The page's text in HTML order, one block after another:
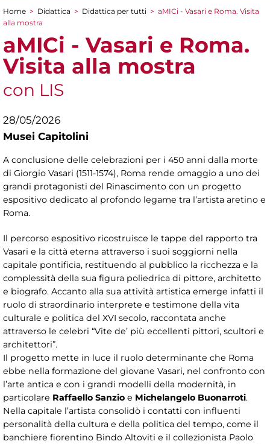
Tu sei qui
Home > Didattica > Didattica per tutti > aMICi - Vasari e Roma. Visita
alla mostra
aMICi - Vasari e Roma.
Visita alla mostra
con LIS
28/05/2026
Musei Capitolini
A conclusione delle celebrazioni per i 450 anni dalla morte
di Giorgio Vasari (1511-1574), Roma rende omaggio a uno dei
grandi protagonisti del Rinascimento con un progetto
espositivo dedicato al profondo legame tra l’artista aretino e
Roma.
Il percorso espositivo ricostruisce le tappe del rapporto tra
Vasari e la città eterna attraverso i suoi soggiorni nella
capitale pontificia, restituendo al pubblico la ricchezza e la
complessità della sua figura poliedrica di pittore, architetto
e biografo. Accanto alla sua attività artistica emerge infatti il
ruolo di straordinario interprete e testimone della vita
culturale e politica del XVI secolo, raccontata anche
attraverso le celebri “Vite de’ più eccellenti pittori, scultori e
architettori”.
Il progetto mette in luce il ruolo determinante che Roma
ebbe nella formazione del giovane Vasari, nel confronto con
l’arte antica e con i grandi modelli della modernità, in
particolare Raffaello Sanzio e Michelangelo Buonarroti.
Nella capitale l’artista consolidò i contatti con influenti
personalità della cultura e della politica del tempo, come il
banchiere fiorentino Bindo Altoviti e il collezionista Paolo